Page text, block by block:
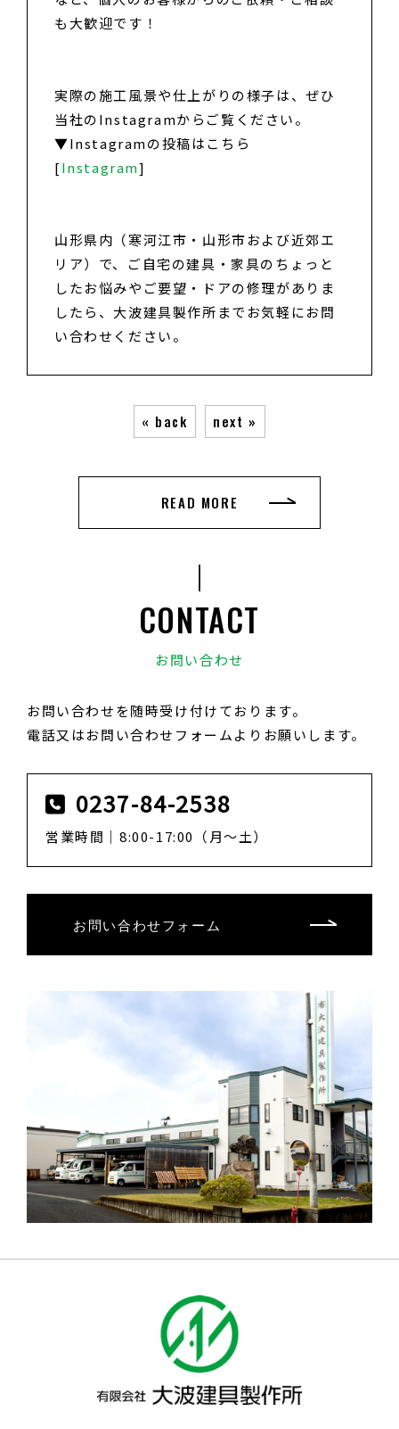
も大歓迎です！
実際の施工風景や仕上がりの様子は、ぜひ
当社のInstagramからご覧ください。
▼Instagramの投稿はこちら
[Instagram]
山形県内（寒河江市・山形市および近郊エ
リア）で、ご自宅の建具・家具のちょっと
したお悩みやご要望・ドアの修理がありま
したら、大波建具製作所までお気軽にお問
い合わせください。
« back next »
READ MORE
CONTACT
お問い合わせ
お問い合わせを随時受け付けております。
電話又はお問い合わせフォームよりお願いします。
0237-84-2538
営業時間｜8:00-17:00（月～土）
お問い合わせフォーム